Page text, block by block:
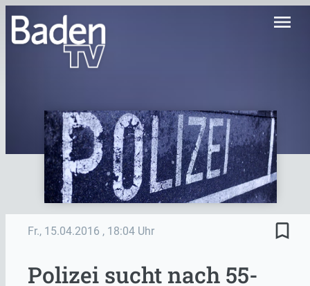
menu
Fr., 15.04.2016 , 18:04 Uhr bookmark_border
Polizei sucht nach 55-